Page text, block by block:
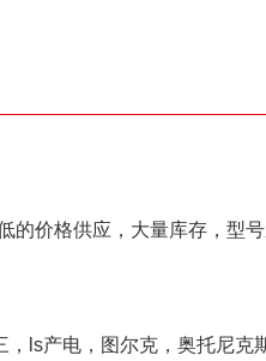
价格供应，大量库存，型
ls产电，图尔克，奥托尼克